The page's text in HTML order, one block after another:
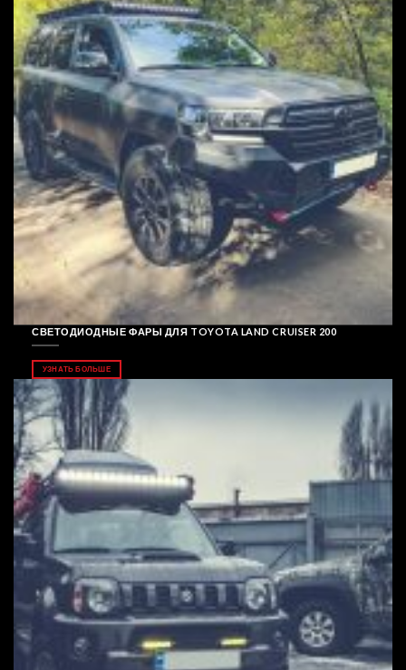
СВЕТОДИОДНЫЕ ФАРЫ ДЛЯ TOYOTA LAND CRUISER 200
УЗНАТЬ БОЛЬШЕ